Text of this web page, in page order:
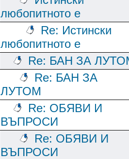
любопитното е
Re: Истински
любопитното е
Re: БАН ЗА
Re: БАН ЗА
ЛУТОМ
Re: ОБЯВИ И
ВЪПРОСИ
Re: ОБЯВИ И
ВЪПРОСИ